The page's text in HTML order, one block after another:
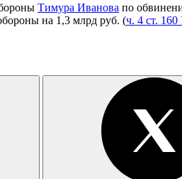
Тимура Иванова по
на 1,3 млрд руб. (ч. 4 ст.